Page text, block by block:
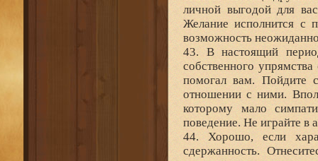
личной выгодой для
Желание исполнится
возможность
43. В настоящий
собственного
помогал вам. Пойдите
отношении с ними.
которому мало
поведение. Не играйте в
44. Хорошо, если
сдержанность.